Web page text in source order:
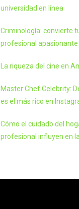
universidad en línea
Criminología: convierte
profesional apasionante
La riqueza del cine en
Master Chef Celebrity:
es el más rico en
Cómo el cuidado del
profesional influyen en